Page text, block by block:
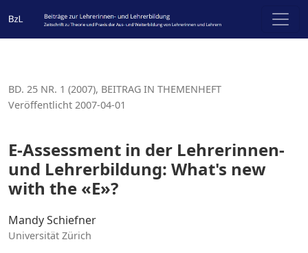
BD. 25 NR. 1 (2007), BEITRAG IN THEMENHEFT
E-Assessment in der Lehrerinnen-
und Lehrerbildung: What's new
with the «E»?
Veröffentlicht 2007-04-01
Mandy Schiefner
Universität Zürich